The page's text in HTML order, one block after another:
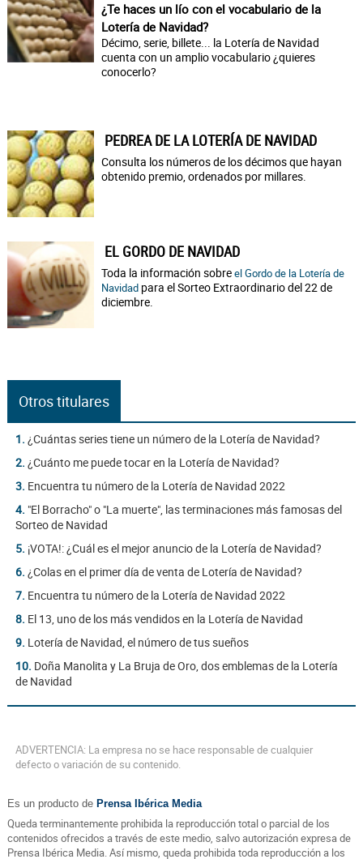
¿Te haces un lío con el vocabulario de la
Lotería de Navidad?
Décimo, serie, billete... la Lotería de Navidad
cuenta con un amplio vocabulario ¿quieres
conocerlo?
PEDREA DE LA LOTERÍA DE NAVIDAD
Consulta los números de los décimos que hayan
obtenido premio, ordenados por millares.
EL GORDO DE NAVIDAD
Toda la información sobreel Gordo de la Lotería de
Navidad para el Sorteo Extraordinario del 22 de
diciembre.
Otros titulares
1. ¿Cuántas series tiene un número de la Lotería de Navidad?
2. ¿Cuánto me puede tocar en la Lotería de Navidad?
3. Encuentra tu número de la Lotería de Navidad 2022
4. "El Borracho" o "La muerte", las terminaciones más famosas del
Sorteo de Navidad
5. ¡VOTA!: ¿Cuál es el mejor anuncio de la Lotería de Navidad?
6. ¿Colas en el primer día de venta de Lotería de Navidad?
7. Encuentra tu número de la Lotería de Navidad 2022
8. El 13, uno de los más vendidos en la Lotería de Navidad
9. Lotería de Navidad, el número de tus sueños
10. Doña Manolita y La Bruja de Oro, dos emblemas de la Lotería
de Navidad
ADVERTENCIA: La empresa no se hace responsable de cualquier
defecto o variación de su contenido.
Es un producto de Prensa Ibérica Media
Queda terminantemente prohibida la reproducción total o parcial de los
contenidos ofrecidos a través de este medio, salvo autorización expresa de
Prensa Ibérica Media. Así mismo, queda prohibida toda reproducción a los